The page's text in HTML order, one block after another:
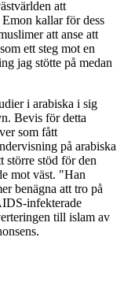
att
kallar för dess
att anse att
ett steg mot en
jag stötte på medan
i arabiska i sig
Bevis för detta
som fått
på arabiska
större stöd för den
mot väst. "Han
benägna att tro på
infekterade
till islam av